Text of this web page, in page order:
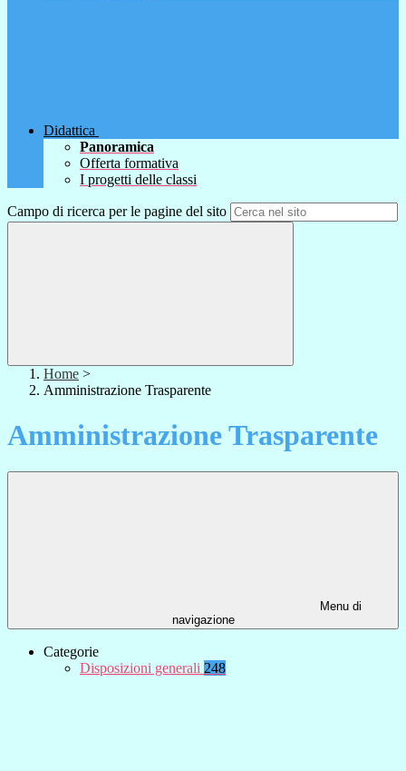
Didattica
Panoramica
Offerta formativa
I progetti delle classi
Campo di ricerca per le pagine del sito
Home >
Amministrazione Trasparente
Amministrazione Trasparente
Menu di
navigazione
Categorie
Disposizioni generali 248